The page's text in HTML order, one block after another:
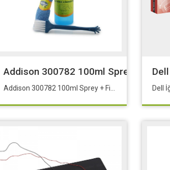
Addison 300782 100ml Sprey + Fiber